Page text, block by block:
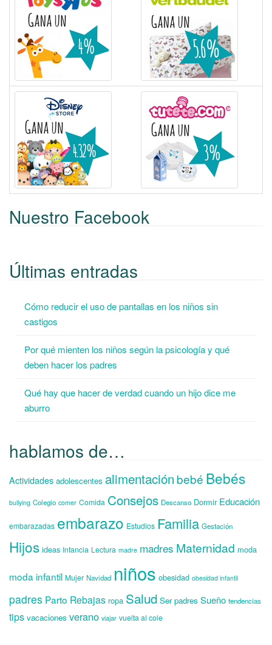
Nuestro Facebook
Últimas entradas
Cómo reducir el uso de pantallas en los niños sin
castigos
Por qué mienten los niños según la psicología y qué
deben hacer los padres
Qué hay que hacer de verdad cuando un hijo dice me
aburro
hablamos de…
Actividades adolescentes alimentación bebé Bebés
bullying Colegio comer Comida Consejos Descanso Dormir Educación
embarazadas embarazo Estudios Familia Gestación
Hijos ideas Infancia Lectura madre madres Maternidad moda
moda infantil Mujer Navidad niños obesidad obesidad infantil
padres Parto Rebajas ropa Salud Ser padres Sueño tendencias
tips vacaciones verano viajar vuelta al cole